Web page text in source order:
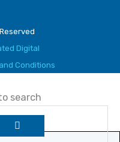
Digital
Conditions
search